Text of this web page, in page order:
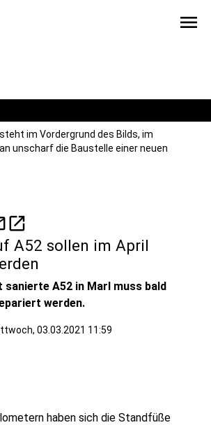
menu
im Vordergrund des Bilds, im
unscharf die Baustelle einer neuen
open_in_new
A52 sollen im April
sanierte A52 in Marl muss bald
werden.
03.03.2021 11:59
haben sich die Standfüße